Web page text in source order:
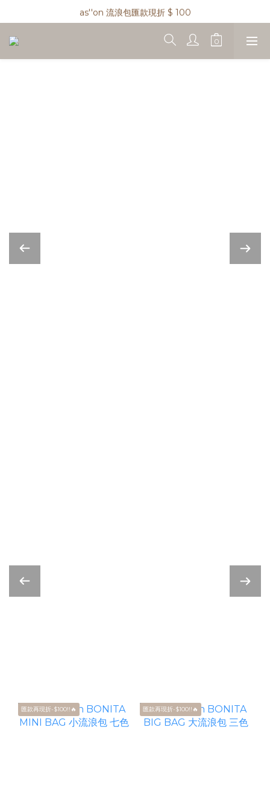
as''on 流浪包兩件免運 !
as''on 流浪包匯款現折 $ 100
精品類商品私訊小編 !
as''on 流浪包兩件免運 !
匯款再現折-$100!!🔥 匯款再現折-$100!!🔥